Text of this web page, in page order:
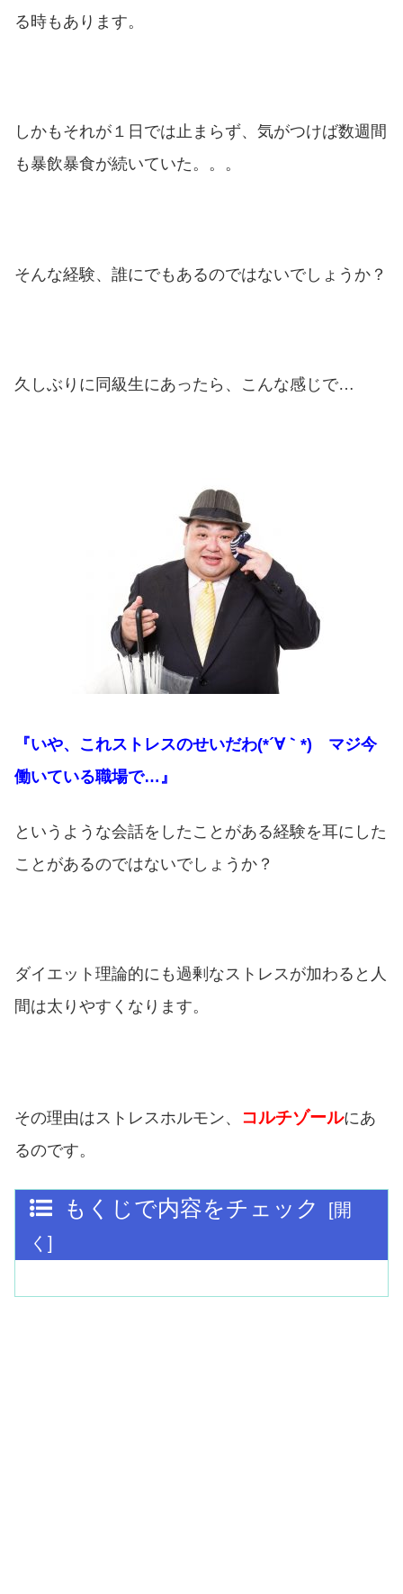
る時もあります。
しかもそれが１日では止まらず、気がつけば数週間
も暴飲暴食が続いていた。。。
そんな経験、誰にでもあるのではないでしょうか？
久しぶりに同級生にあったら、こんな感じで…
『いや、これストレスのせいだわ(*´∀｀*) マジ今
働いている職場で…』
というような会話をしたことがある経験を耳にした
ことがあるのではないでしょうか？
ダイエット理論的にも過剰なストレスが加わると人
間は太りやすくなります。
その理由はストレスホルモン、 コルチゾールにあ
るのです。
もくじで内容をチェック